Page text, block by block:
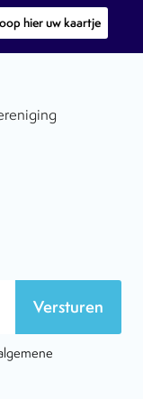
hier uw kaartje
Versturen